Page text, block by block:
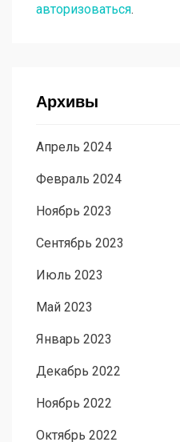
авторизоваться.
Архивы
Апрель 2024
Февраль 2024
Ноябрь 2023
Сентябрь 2023
Июль 2023
Май 2023
Январь 2023
Декабрь 2022
Ноябрь 2022
Октябрь 2022